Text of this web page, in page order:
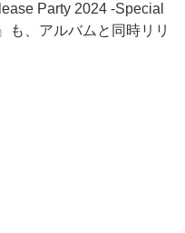
Party 2024 -Special
も、アルバムと同時リリ